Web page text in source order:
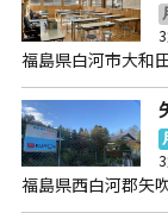
福島県白河市大和
福島県西白河郡矢